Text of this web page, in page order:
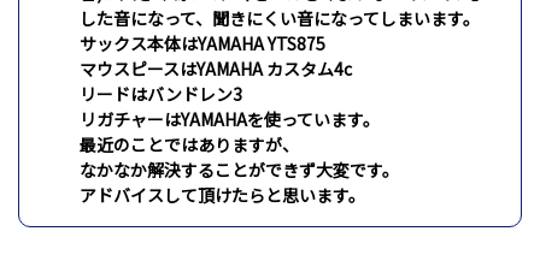
した音になって、聞きにくい音になってしまいます。
サックス本体はYAMAHA YTS875
マウスピースはYAMAHA カスタム4c
リードはバンドレン3
リガチャーはYAMAHAを使っています。
最近のことではありますが、
なかなか解決することができず大変です。
アドバイスして頂けたらと思います。